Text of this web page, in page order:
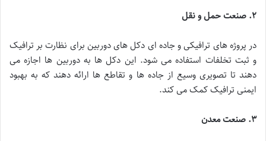
۲. صنعت حمل و نقل
در پروژه های ترافیکی و جاده ای دکل های دوربین برای نظارت بر ترافیک
و ثبت تخلفات استفاده می شود. این دکل ها به دوربین ها اجازه می
دهند تا تصویری وسیع از جاده ها و تقاطع ها ارائه دهند که به بهبود
ایمنی ترافیک کمک می کند.
۳. صنعت معدن